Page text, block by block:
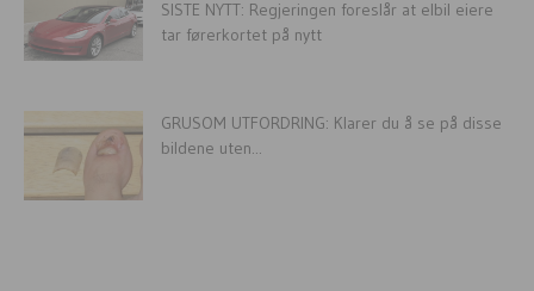
SISTE NYTT: Regjeringen foreslår at elbil eiere
tar førerkortet på nytt
GRUSOM UTFORDRING: Klarer du å se på disse
bildene uten...